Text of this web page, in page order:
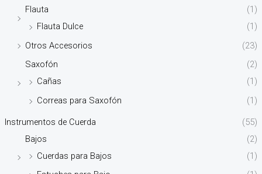
Flauta
(1)
Flauta Dulce
(1)
Otros Accesorios
(23)
Saxofón
(2)
Cañas
(1)
Correas para Saxofón
(1)
Instrumentos de Cuerda
(55)
Bajos
(2)
Cuerdas para Bajos
(1)